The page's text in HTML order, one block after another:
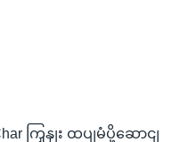
ကြှနျး ထပျမံပို့ဆောငျ